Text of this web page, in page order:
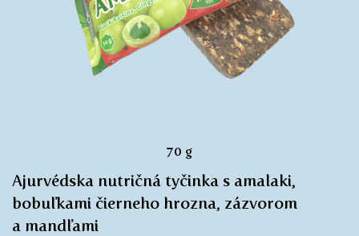
70 g
Ajurvédska nutričná tyčinka s amalaki,
bobuľkami čierneho hrozna, zázvorom
a mandľami